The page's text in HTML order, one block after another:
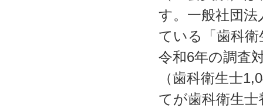
す。一般社団法
ている「歯科
令和6年の調査
（歯科衛生士
てが歯科衛生